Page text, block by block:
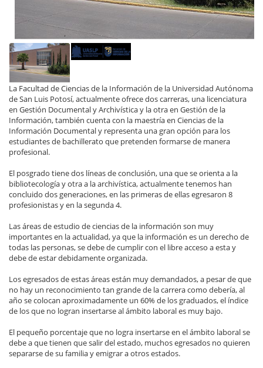
La Facultad de Ciencias de la Información de la Universidad Autónoma
de San Luis Potosí, actualmente ofrece dos carreras, una licenciatura
en Gestión Documental y Archivística y la otra en Gestión de la
Información, también cuenta con la maestría en Ciencias de la
Información Documental y representa una gran opción para los
estudiantes de bachillerato que pretenden formarse de manera
profesional.
El posgrado tiene dos líneas de conclusión, una que se orienta a la
bibliotecología y otra a la archivística, actualmente tenemos han
concluido dos generaciones, en las primeras de ellas egresaron 8
profesionistas y en la segunda 4.
Las áreas de estudio de ciencias de la información son muy
importantes en la actualidad, ya que la información es un derecho de
todas las personas, se debe de cumplir con el libre acceso a esta y
debe de estar debidamente organizada.
Los egresados de estas áreas están muy demandados, a pesar de que
no hay un reconocimiento tan grande de la carrera como debería, al
año se colocan aproximadamente un 60% de los graduados, el índice
de los que no logran insertarse al ámbito laboral es muy bajo.
El pequeño porcentaje que no logra insertarse en el ámbito laboral se
debe a que tienen que salir del estado, muchos egresados no quieren
separarse de su familia y emigrar a otros estados.